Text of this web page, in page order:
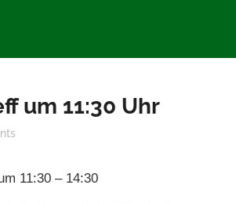
um 11:30 Uhr
11:30 – 14:30